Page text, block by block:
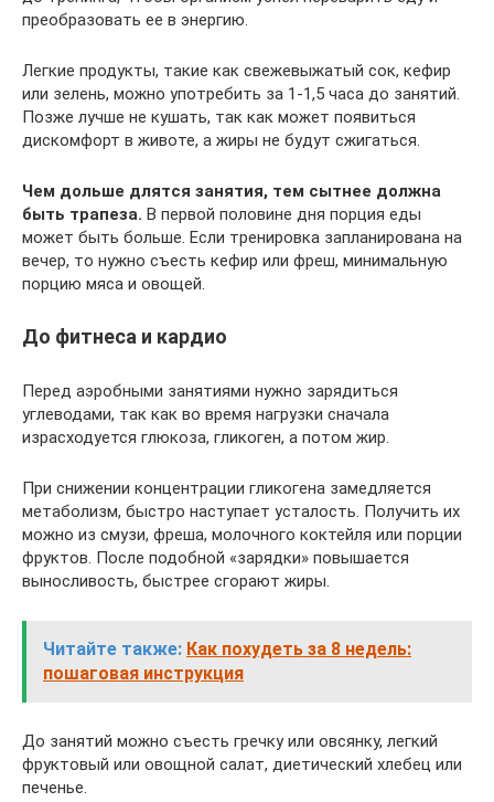
преобразовать ее в энергию.
Легкие продукты, такие как свежевыжатый сок, кефир
или зелень, можно употребить за 1-1,5 часа до занятий.
Позже лучше не кушать, так как может появиться
дискомфорт в животе, а жиры не будут сжигаться.
Чем дольше длятся занятия, тем сытнее должна
быть трапеза. В первой половине дня порция еды
может быть больше. Если тренировка запланирована на
вечер, то нужно съесть кефир или фреш, минимальную
порцию мяса и овощей.
До фитнеса и кардио
Перед аэробными занятиями нужно зарядиться
углеводами, так как во время нагрузки сначала
израсходуется глюкоза, гликоген, а потом жир.
При снижении концентрации гликогена замедляется
метаболизм, быстро наступает усталость. Получить их
можно из смузи, фреша, молочного коктейля или порции
фруктов. После подобной «зарядки» повышается
выносливость, быстрее сгорают жиры.
Читайте также: Как похудеть за 8 недель:
пошаговая инструкция
До занятий можно съесть гречку или овсянку, легкий
фруктовый или овощной салат, диетический хлебец или
печенье.